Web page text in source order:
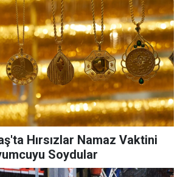
Hırsızlar Namaz Vaktini
Soydular